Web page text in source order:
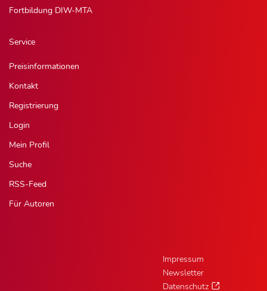
Fortbildung DIW-MTA
Service
Preisinformationen
Kontakt
Registrierung
Login
Mein Profil
Suche
RSS-Feed
Für Autoren
Impressum
Newsletter
Datenschutz